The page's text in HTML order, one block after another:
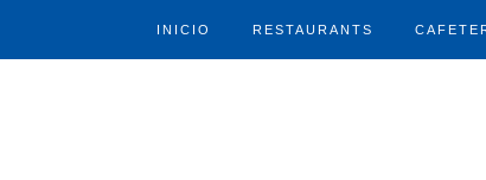
INICIO RESTAURANTS